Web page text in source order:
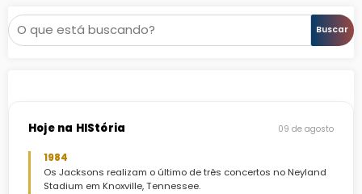
Pesquisar Buscar
Hoje na HIStória 09 de agosto
1984
Os Jacksons realizam o último de três concertos no Neyland
Stadium em Knoxville, Tennessee.